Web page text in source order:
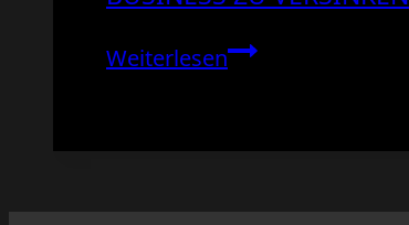
WeiterlesenFokus
Wie